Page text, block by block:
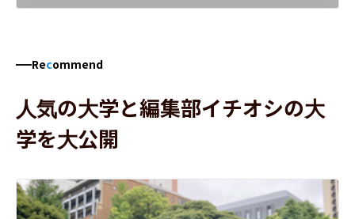
Recommend
人気の大学と編集部イチオシの大
学を大公開